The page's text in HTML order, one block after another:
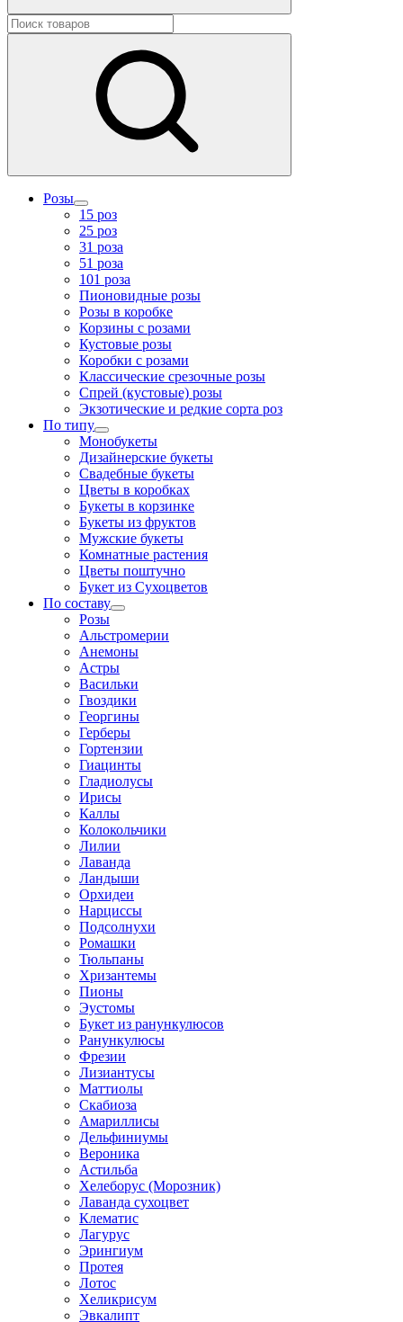
Розы
15 роз
25 роз
31 роза
51 роза
101 роза
Пионовидные розы
Розы в коробке
Корзины с розами
Кустовые розы
Коробки с розами
Классические срезочные розы
Спрей (кустовые) розы
Экзотические и редкие сорта роз
По типу
Монобукеты
Дизайнерские букеты
Свадебные букеты
Цветы в коробках
Букеты в корзинке
Букеты из фруктов
Мужские букеты
Комнатные растения
Цветы поштучно
Букет из Сухоцветов
По составу
Розы
Альстромерии
Анемоны
Астры
Васильки
Гвоздики
Георгины
Герберы
Гортензии
Гиацинты
Гладиолусы
Ирисы
Каллы
Колокольчики
Лилии
Лаванда
Ландыши
Орхидеи
Нарциссы
Подсолнухи
Ромашки
Тюльпаны
Хризантемы
Пионы
Эустомы
Букет из ранункулюсов
Ранункулюсы
Фрезии
Лизиантусы
Маттиолы
Скабиоза
Амариллисы
Дельфиниумы
Вероника
Астильба
Хелеборус (Морозник)
Лаванда сухоцвет
Клематис
Лагурус
Эрингиум
Протея
Лотос
Хеликрисум
Эвкалипт